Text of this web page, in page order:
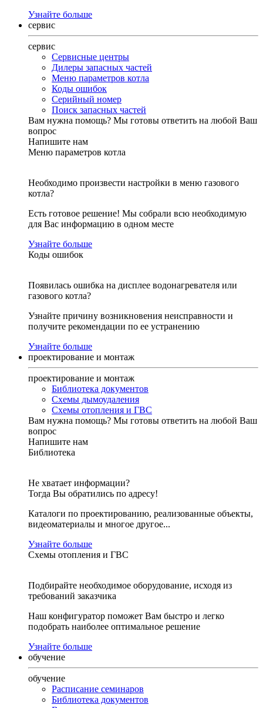
Узнайте больше
сервис
сервис
Сервисные центры
Дилеры запасных частей
Меню параметров котла
Коды ошибок
Серийный номер
Поиск запасных частей
Вам нужна помощь? Мы готовы ответить на любой Ваш
вопрос
Напишите нам
Меню параметров котла
Необходимо произвести настройки в меню газового
котла?
Есть готовое решение! Мы собрали всю необходимую
для Вас информацию в одном месте
Узнайте больше
Коды ошибок
Появилась ошибка на дисплее водонагревателя или
газового котла?
Узнайте причину возникновения неисправности и
получите рекомендации по ее устранению
Узнайте больше
проектирование и монтаж
проектирование и монтаж
Библиотека документов
Схемы дымоудаления
Схемы отопления и ГВС
Вам нужна помощь? Мы готовы ответить на любой Ваш
вопрос
Напишите нам
Библиотека
Не хватает информации?
Тогда Вы обратились по адресу!
Каталоги по проектированию, реализованные объекты,
видеоматериалы и многое другое...
Узнайте больше
Схемы отопления и ГВС
Подбирайте необходимое оборудование, исходя из
требований заказчика
Наш конфигуратор поможет Вам быстро и легко
подобрать наиболее оптимальное решение
Узнайте больше
обучение
обучение
Расписание семинаров
Библиотека документов